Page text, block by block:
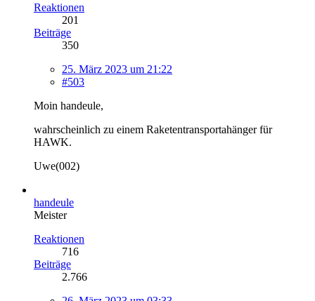
Reaktionen
201
Beiträge
350
25. März 2023 um 21:22
#503
Moin handeule,
wahrscheinlich zu einem Raketentransportahänger für
HAWK.
Uwe(002)
handeule
Meister
Reaktionen
716
Beiträge
2.766